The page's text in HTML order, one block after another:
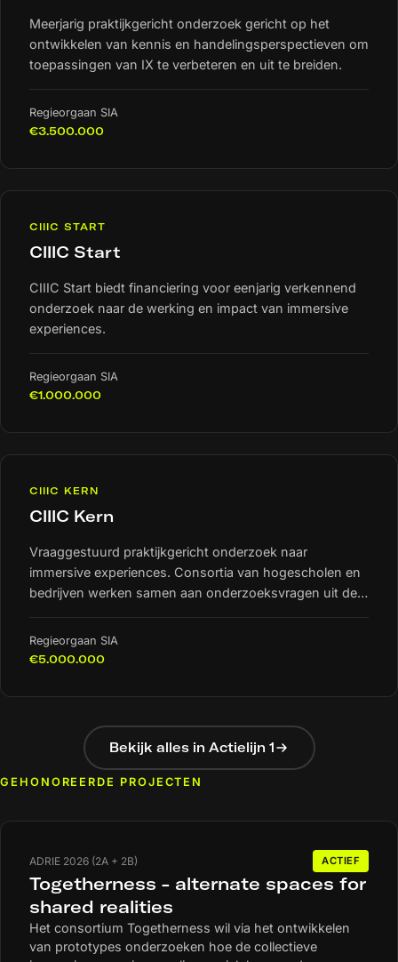
Meerjarig praktijkgericht onderzoek gericht op het
ontwikkelen van kennis en handelingsperspectieven om
toepassingen van IX te verbeteren en uit te breiden.
Regieorgaan SIA
€3.500.000
CIIIC START
CIIIC Start
CIIIC Start biedt financiering voor eenjarig verkennend
onderzoek naar de werking en impact van immersive
experiences.
Regieorgaan SIA
€1.000.000
CIIIC KERN
CIIIC Kern
Vraaggestuurd praktijkgericht onderzoek naar
immersive experiences. Consortia van hogescholen en
bedrijven werken samen aan onderzoeksvragen uit de
Regieorgaan SIA
€5.000.000
Bekijk alles in Actielijn 1
GEHONOREERDE PROJECTEN
ADRIE 2026 (2A + 2B) ACTIEF
Togetherness - alternate spaces for
shared realities
Het consortium Togetherness wil via het ontwikkelen
van prototypes onderzoeken hoe de collectieve